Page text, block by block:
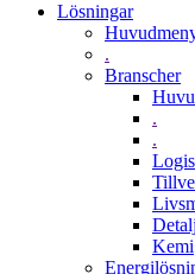
Lösningar
.
Branscher
.
.
Kemi